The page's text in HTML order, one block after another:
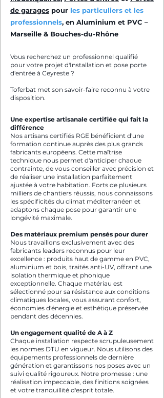
de garages pour les particuliers et les
professionnels, en Aluminium et PVC –
Marseille & Bouches-du-Rhône
Vous recherchez un professionnel qualifié
pour votre projet d'Installation et pose porte
d'entrée à Ceyreste ?
Toferbat met son savoir-faire reconnu à votre
disposition.
Une expertise artisanale certifiée qui fait la
différence
Nos artisans certifiés RGE bénéficient d'une
formation continue auprès des plus grands
fabricants européens. Cette maîtrise
technique nous permet d'anticiper chaque
contrainte, de vous conseiller avec précision et
de réaliser une installation parfaitement
ajustée à votre habitation. Forts de plusieurs
milliers de chantiers réussis, nous connaissons
les spécificités du climat méditerranéen et
adaptons chaque pose pour garantir une
longévité maximale.
Des matériaux premium pensés pour durer
Nous travaillons exclusivement avec des
fabricants leaders reconnus pour leur
excellence : produits haut de gamme en PVC,
aluminium et bois, traités anti-UV, offrant une
isolation thermique et phonique
exceptionnelle. Chaque matériau est
sélectionné pour sa résistance aux conditions
climatiques locales, vous assurant confort,
économies d'énergie et esthétique préservée
pendant des décennies.
Un engagement qualité de A à Z
Chaque installation respecte scrupuleusement
les normes DTU en vigueur. Nous utilisons des
équipements professionnels de dernière
génération et garantissons nos poses avec un
suivi qualité rigoureux. Notre promesse : une
réalisation impeccable, des finitions soignées
et votre tranquillité d'esprit totale.